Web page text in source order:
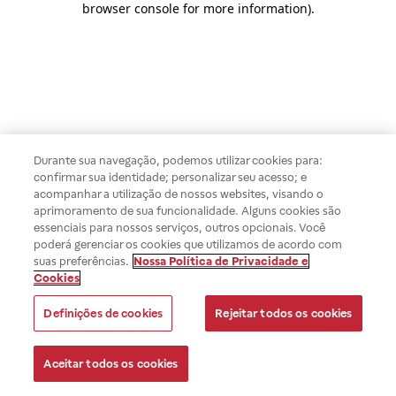
browser console for more information).
Durante sua navegação, podemos utilizar cookies para:
confirmar sua identidade; personalizar seu acesso; e
acompanhar a utilização de nossos websites, visando o
aprimoramento de sua funcionalidade. Alguns cookies são
essenciais para nossos serviços, outros opcionais. Você
poderá gerenciar os cookies que utilizamos de acordo com
suas preferências. Nossa Política de Privacidade e
Cookies
Definições de cookies Rejeitar todos os cookies
Aceitar todos os cookies